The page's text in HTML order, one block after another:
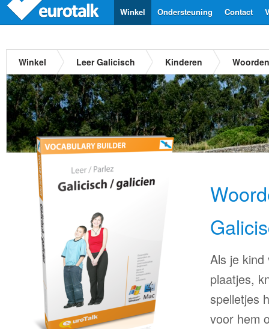
Contact
Ondersteuning
Winkel
Winkel Leer Galicisch Kinderen
Als je kind
plaatjes,
spelletjes
voor hem